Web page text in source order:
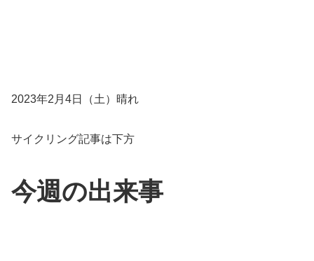
2023年2月4日（土）晴れ
サイクリング記事は下方
今週の出来事